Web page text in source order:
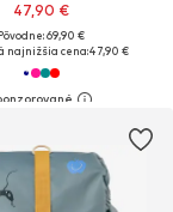
47,90 €
69,90 €
najnižšia cena:47,90 €